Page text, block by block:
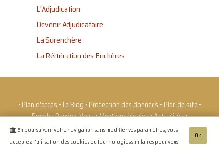
L'Adjudication
Devenir Adjudicataire
La Surenchère
La Réitération des Enchères
• Plan d'accès • Le Blog • Protection des données • Plan de site •
Prendre Rendez-Vous•Mentions légales•Actualités•
Cabinet d'Avocat de Me CORROY-32 avenue de
Ok
En poursuivant votre navigation sans modifier vos paramètres, vous
acceptez l'utilisation des cookies ou technologies similaires pour vous